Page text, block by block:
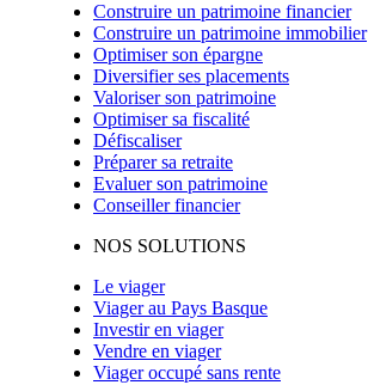
Construire un patrimoine financier
Construire un patrimoine immobilier
Optimiser son épargne
Diversifier ses placements
Valoriser son patrimoine
Optimiser sa fiscalité
Défiscaliser
Préparer sa retraite
Evaluer son patrimoine
Conseiller financier
NOS SOLUTIONS
Le viager
Viager au Pays Basque
Investir en viager
Vendre en viager
Viager occupé sans rente